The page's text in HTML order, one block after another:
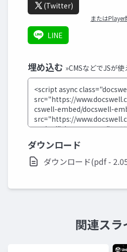
(Twitter)
またはPlayer
LINE
埋め込む »CMSなどでJSが
ダウンロード
ダウンロード(pdf -
関連スラ